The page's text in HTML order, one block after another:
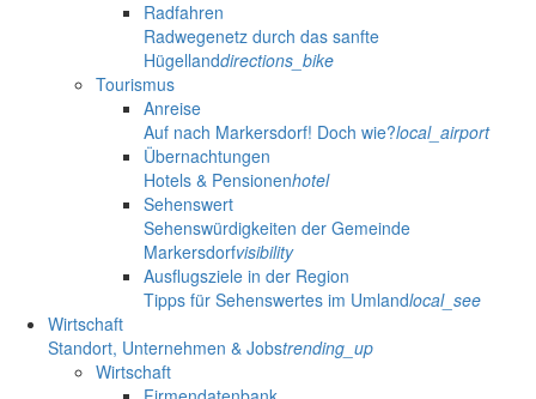
Radfahren
Radwegenetz durch das sanfte
Hügellanddirections_bike
Tourismus
Anreise
Auf nach Markersdorf! Doch wie?local_airport
Übernachtungen
Hotels & Pensionenhotel
Sehenswert
Sehenswürdigkeiten der Gemeinde
Markersdorfvisibility
Ausflugsziele in der Region
Tipps für Sehenswertes im Umlandlocal_see
Wirtschaft
Standort, Unternehmen & Jobstrending_up
Wirtschaft